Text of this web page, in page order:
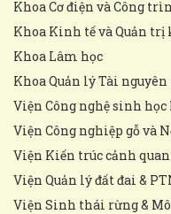
Khoa Cơ điện và Công
Khoa Kinh tế và Quản
Khoa Lâm học
Khoa Quản lý Tài
Viện Công nghệ sinh
Viện Công nghiệp gỗ và
Viện Kiến trúc cảnh
Viện Quản lý đất đai &
Viện Sinh thái rừng &